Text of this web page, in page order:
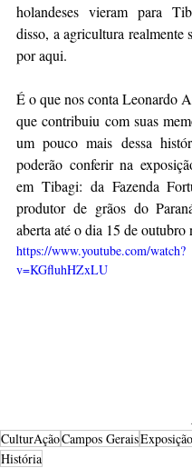
holandeses vieram para
disso, a agricultura realmente
por aqui.
É o que nos conta Leonardo
que contribuiu com suas
um pouco mais dessa
poderão conferir na
em Tibagi: da Fazenda
produtor de grãos do
aberta até o dia 15 de outubro
https://www.youtube.com/watch?
v=KGfluhHZxLU
CulturAçãoCampos GeraisExposição
História